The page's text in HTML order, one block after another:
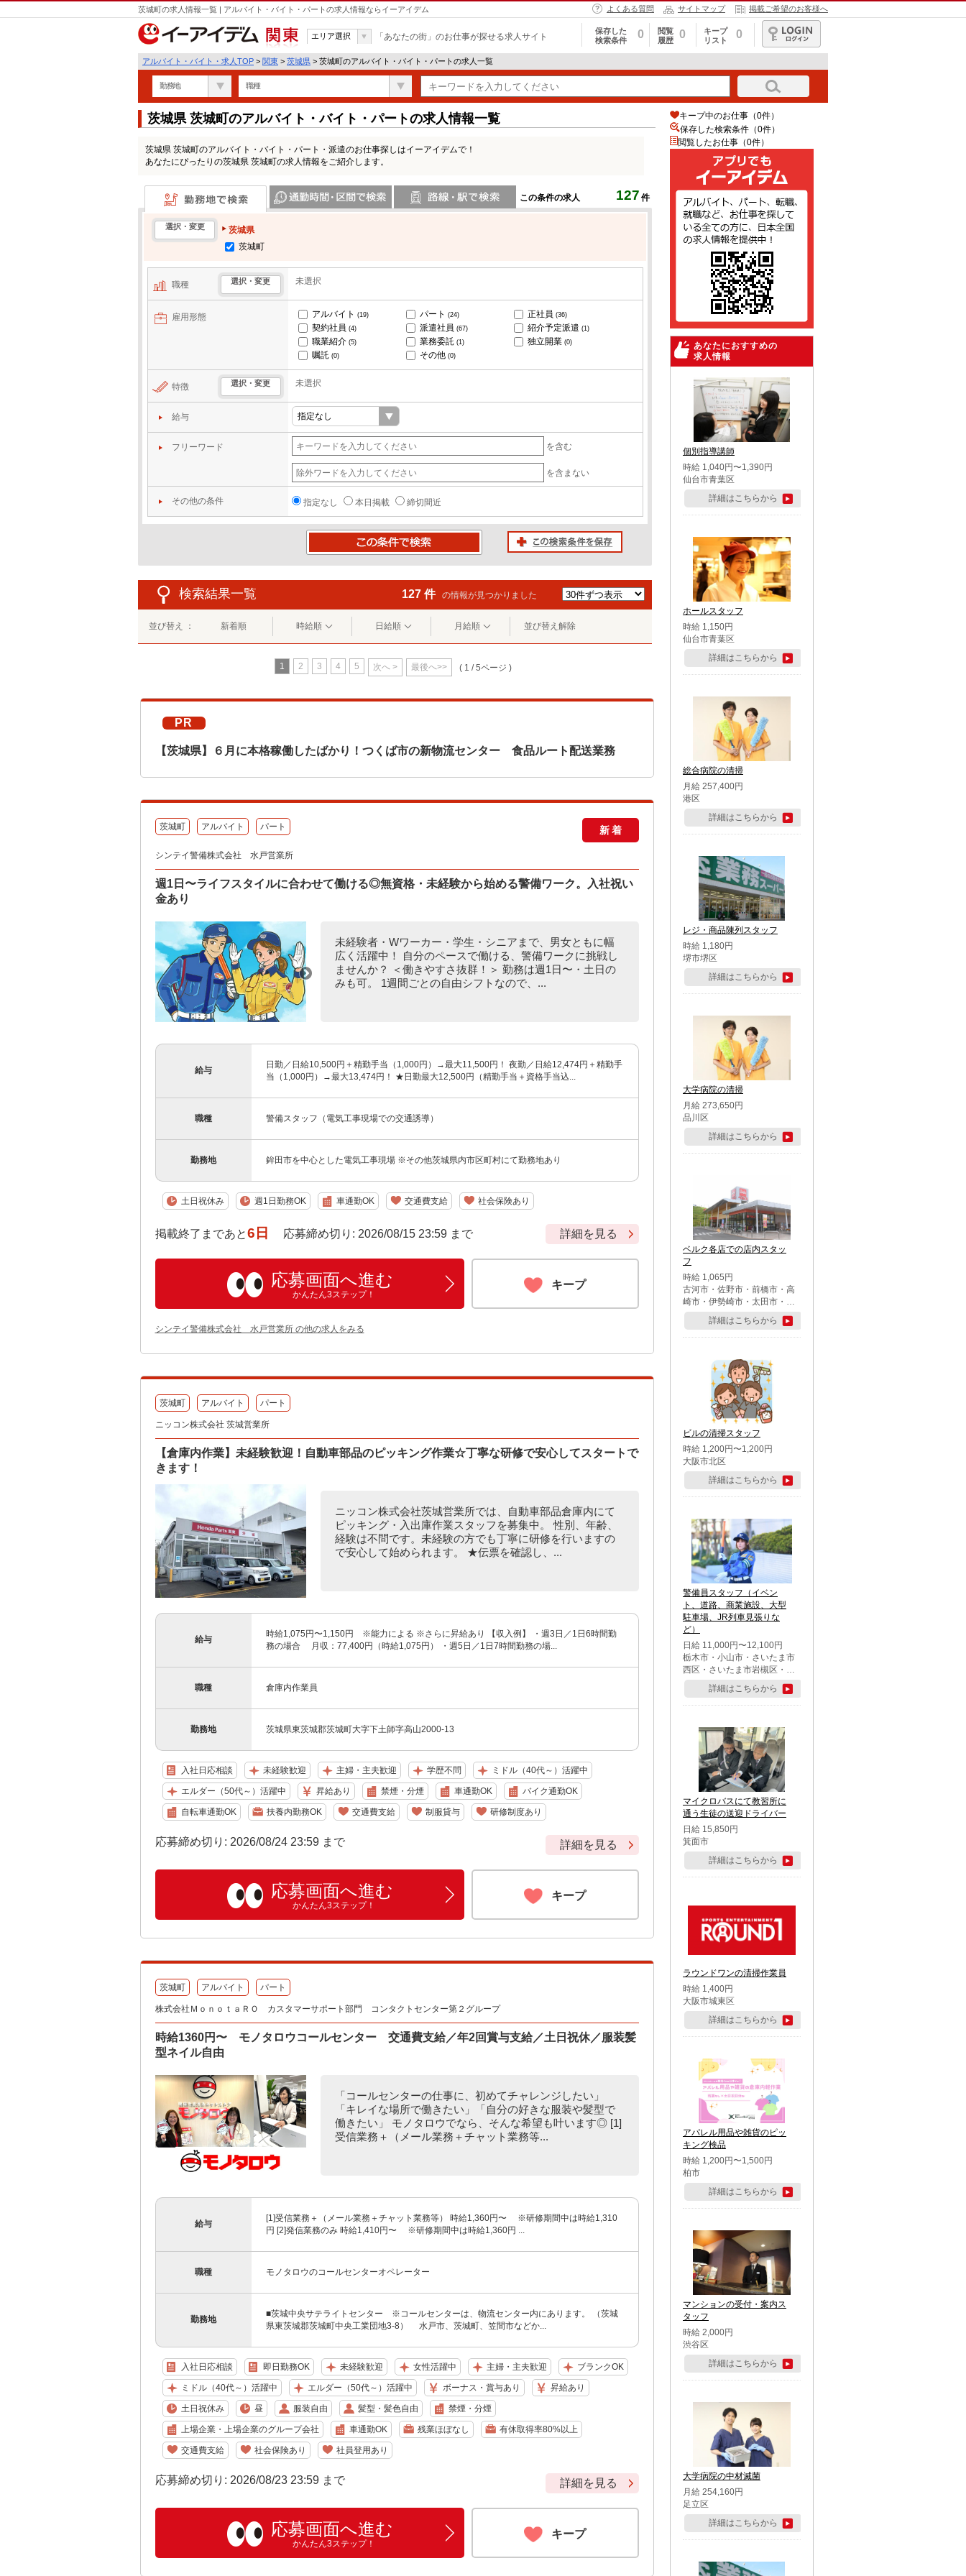
茨城町の求人情報一覧 | アルバイト・バイト・パートの求人情報ならイーアイデム よくある質問 サイトマップ 掲載ご希望のお客様へ
関東
エリア選択 「あなたの街」のお仕事が探せる求人サイト
保存した
検索条件
0
閲覧
履歴
0
キープ
リスト
0
ログイン
アルバイト・バイト・求人TOP > 関東 > 茨城県 > 茨城町のアルバイト・バイト・パートの求人一覧
勤務地 職種
茨城県 茨城町のアルバイト・バイト・パートの求人情報一覧
茨城県 茨城町のアルバイト・バイト・パート・派遣のお仕事探しはイーアイデムで！
あなたにぴったりの茨城県 茨城町の求人情報をご紹介します。
この条件の求人 127 件
勤務地で検索
選択・変更
茨城県
茨城町
職種 選択・変更 未選択
雇用形態 アルバイト (19) パート (24) 正社員 (36)
契約社員 (4) 派遣社員 (67) 紹介予定派遣 (1)
職業紹介 (5) 業務委託 (1) 独立開業 (0)
嘱託 (0) その他 (0)
特徴 選択・変更 未選択
給与
フリーワード を含む
を含まない
その他の条件 指定なし 本日掲載 締切間近
検索結果一覧 127 件 の情報が見つかりました
並び替え ： 新着順 時給順 日給順 月給順 並び替え解除
1 2 3 4 5 次へ > 最後へ>> ( 1 / 5ページ )
PR
【茨城県】６月に本格稼働したばかり！つくば市の新物流センター 食品ルート配送業務
茨城町 アルバイト パート 新着
シンテイ警備株式会社 水戸営業所
週1日〜ライフスタイルに合わせて働ける◎無資格・未経験から始める警備ワーク。入社祝い
金あり
未経験者・Wワーカー・学生・シニアまで、男女ともに幅
広く活躍中！ 自分のペースで働ける、警備ワークに挑戦し
ませんか？ ＜働きやすさ抜群！＞ 勤務は週1日〜・土日の
みも可。 1週間ごとの自由シフトなので、...
給与
日勤／日給10,500円＋精勤手当（1,000円）→最大11,500円！ 夜勤／日給12,474円＋精勤手
当（1,000円）→最大13,474円！ ★日勤最大12,500円（精勤手当＋資格手当込...
職種 警備スタッフ（電気工事現場での交通誘導）
勤務地 鉾田市を中心とした電気工事現場 ※その他茨城県内市区町村にて勤務地あり
土日祝休み 週1日勤務OK 車通勤OK 交通費支給 社会保険あり
掲載終了まであと6日 応募締め切り: 2026/08/15 23:59 まで 詳細を見る
応募画面へ進む
かんたん3ステップ！
キープ
シンテイ警備株式会社 水戸営業所 の他の求人をみる
茨城町 アルバイト パート
ニッコン株式会社 茨城営業所
【倉庫内作業】未経験歓迎！自動車部品のピッキング作業☆丁寧な研修で安心してスタートで
きます！
ニッコン株式会社茨城営業所では、自動車部品倉庫内にて
ピッキング・入出庫作業スタッフを募集中。 性別、年齢、
経験は不問です。未経験の方でも丁寧に研修を行いますの
で安心して始められます。 ★伝票を確認し、...
給与
時給1,075円〜1,150円 ※能力による ※さらに昇給あり 【収入例】 ・週3日／1日6時間勤
務の場合 月収：77,400円（時給1,075円） ・週5日／1日7時間勤務の場...
職種 倉庫内作業員
勤務地 茨城県東茨城郡茨城町大字下土師字高山2000-13
入社日応相談 未経験歓迎 主婦・主夫歓迎 学歴不問 ミドル（40代～）活躍中
エルダー（50代～）活躍中 昇給あり 禁煙・分煙 車通勤OK バイク通勤OK
自転車通勤OK 扶養内勤務OK 交通費支給 制服貸与 研修制度あり
応募締め切り: 2026/08/24 23:59 まで 詳細を見る
応募画面へ進む
かんたん3ステップ！
キープ
茨城町 アルバイト パート
株式会社ＭｏｎｏｔａＲＯ カスタマーサポート部門 コンタクトセンター第２グループ
時給1360円〜 モノタロウコールセンター 交通費支給／年2回賞与支給／土日祝休／服装髪
型ネイル自由
「コールセンターの仕事に、初めてチャレンジしたい」
「キレイな場所で働きたい」「自分の好きな服装や髪型で
働きたい」 モノタロウでなら、そんな希望も叶います◎ [1]
受信業務＋（メール業務＋チャット業務等...
給与
[1]受信業務＋（メール業務＋チャット業務等） 時給1,360円〜 ※研修期間中は時給1,310
円 [2]発信業務のみ 時給1,410円〜 ※研修期間中は時給1,360円 ...
職種 モノタロウのコールセンターオペレーター
勤務地
■茨城中央サテライトセンター ※コールセンターは、物流センター内にあります。 （茨城
県東茨城郡茨城町中央工業団地3-8） 水戸市、茨城町、笠間市などか...
入社日応相談 即日勤務OK 未経験歓迎 女性活躍中 主婦・主夫歓迎 ブランクOK
ミドル（40代～）活躍中 エルダー（50代～）活躍中 ボーナス・賞与あり 昇給あり
土日祝休み 昼 服装自由 髪型・髪色自由 禁煙・分煙
上場企業・上場企業のグループ会社 車通勤OK 残業ほぼなし 有休取得率80%以上
交通費支給 社会保険あり 社員登用あり
応募締め切り: 2026/08/23 23:59 まで 詳細を見る
応募画面へ進む
かんたん3ステップ！
キープ
キープ中のお仕事（0件）
保存した検索条件（0件）
閲覧したお仕事（0件）
あなたにおすすめの
求人情報
個別指導講師
時給 1,040円〜1,390円
仙台市青葉区
詳細はこちらから
ホールスタッフ
時給 1,150円
仙台市青葉区
詳細はこちらから
総合病院の清掃
月給 257,400円
港区
詳細はこちらから
レジ・商品陳列スタッフ
時給 1,180円
堺市堺区
詳細はこちらから
大学病院の清掃
月給 273,650円
品川区
詳細はこちらから
ベルク各店での店内スタッ
フ
時給 1,065円
古河市・佐野市・前橋市・高
崎市・伊勢崎市・太田市・館
林市・藤岡市・大泉町・さい
たま市北区・川越市・熊谷
市・行田市・秩父市・所沢
市・鶴ケ島市・千葉市中央
区・市川市・松戸市・習志野
市・柏市・流山市・八千代
市・足立区・江戸川区・八王
子市・町田市
詳細はこちらから
ビルの清掃スタッフ
時給 1,200円〜1,200円
大阪市北区
詳細はこちらから
警備員スタッフ（イベン
ト、道路、商業施設、大型
駐車場、JR列車見張りな
ど）
日給 11,000円〜12,100円
栃木市・小山市・さいたま市
西区・さいたま市岩槻区・久
喜市・蓮田市
詳細はこちらから
マイクロバスにて教習所に
通う生徒の送迎ドライバー
日給 15,850円
箕面市
詳細はこちらから
ラウンドワンの清掃作業員
時給 1,400円
大阪市城東区
詳細はこちらから
アパレル用品や雑貨のピッ
キング検品
時給 1,200円〜1,500円
柏市
詳細はこちらから
マンションの受付・案内ス
タッフ
時給 2,000円
渋谷区
詳細はこちらから
大学病院の中材滅菌
月給 254,160円
足立区
詳細はこちらから